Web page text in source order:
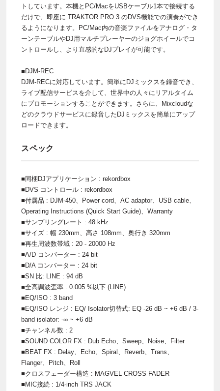
トしています。本機とPC/MacをUSBケーブル1本で接続する
だけで、即座に TRAKTOR PRO 3 のDVS機能での演奏ができ
るようになります。PC/Mac内の音楽ファイルをアナログ・タ
ーンテーブルやDJ用マルチプレーヤーのジョグホイールでコ
ントロールし、より直感的なDJプレイが可能です。
■DJM-REC
DJM-RECに対応しています。簡単にDJミックスを録音でき、
ライブ配信サービスを介して、世界中の人々にリアルタイム
にプロモーションすることができます。さらに、Mixcloudな
どのクラウドサービスに録音したDJミックスを簡単にアップ
ロードできます。
スペック
■同梱DJアプリケーション : rekordbox
■DVS コントロール : rekordbox
■付属品 : DJM-450、Power cord、AC adaptor、USB cable、
Operating Instructions (Quick Start Guide)、Warranty
■サンプリングレート : 48 kHz
■サイズ : 幅 230mm、高さ 108mm、奥行き 320mm
■再生周波数帯域 : 20 - 20000 Hz
■A/D コンバーター : 24 bit
■D/A コンバーター : 24 bit
■SN 比: LINE : 94 dB
■全高調波歪率 : 0.005 %以下 (LINE)
■EQ/ISO : 3 band
■EQ/ISO レンジ : EQ/ Isolator切替式: EQ -26 dB ~ +6 dB / 3-
band isolator: -∞ ~ +6 dB
■チャンネル数 : 2
■SOUND COLOR FX : Dub Echo、Sweep、Noise、Filter
■BEAT FX : Delay、Echo、Spiral、Reverb、Trans、
Flanger、Pitch、Roll
■クロスフェーダー構造 : MAGVEL CROSS FADER
■MIC接続 : 1/4-inch TRS JACK